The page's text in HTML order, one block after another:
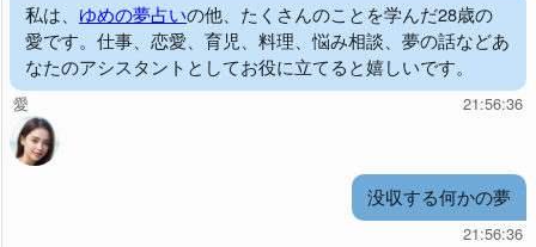
私は、 ゆめの夢占いの他、たくさんのことを学んだ28歳の
愛です。仕事、恋愛、育児、料理、悩み相談、夢の話などあ
なたのアシスタントとしてお役に立てると嬉しいです。
愛 21:56:36
没収する何かの夢
21:56:36